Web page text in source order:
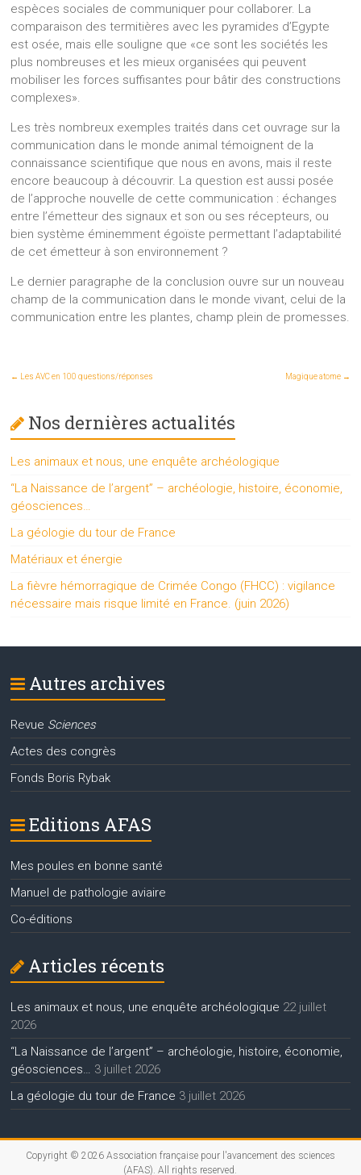
espèces sociales de communiquer pour collaborer. La
comparaison des termitières avec les pyramides d’Egypte
est osée, mais elle souligne que «ce sont les sociétés les
plus nombreuses et les mieux organisées qui peuvent
mobiliser les forces suffisantes pour bâtir des constructions
complexes».
Les très nombreux exemples traités dans cet ouvrage sur la
communication dans le monde animal témoignent de la
connaissance scientifique que nous en avons, mais il reste
encore beaucoup à découvrir. La question est aussi posée
de l’approche nouvelle de cette communication : échanges
entre l’émetteur des signaux et son ou ses récepteurs, ou
bien système éminemment égoïste permettant l’adaptabilité
de cet émetteur à son environnement ?
Le dernier paragraphe de la conclusion ouvre sur un nouveau
champ de la communication dans le monde vivant, celui de la
communication entre les plantes, champ plein de promesses.
← Les AVC en 100 questions/réponses Magique atome →
Nos dernières actualités
Les animaux et nous, une enquête archéologique
“La Naissance de l’argent” – archéologie, histoire, économie,
géosciences…
La géologie du tour de France
Matériaux et énergie
La fièvre hémorragique de Crimée Congo (FHCC) : vigilance
nécessaire mais risque limité en France. (juin 2026)
Autres archives
Revue Sciences
Actes des congrès
Fonds Boris Rybak
Editions AFAS
Mes poules en bonne santé
Manuel de pathologie aviaire
Co-éditions
Articles récents
Les animaux et nous, une enquête archéologique 22 juillet
2026
“La Naissance de l’argent” – archéologie, histoire, économie,
géosciences…
3 juillet 2026
La géologie du tour de France 3 juillet 2026
Copyright © 2026 Association française pour l'avancement des sciences
(AFAS) . All rights reserved.